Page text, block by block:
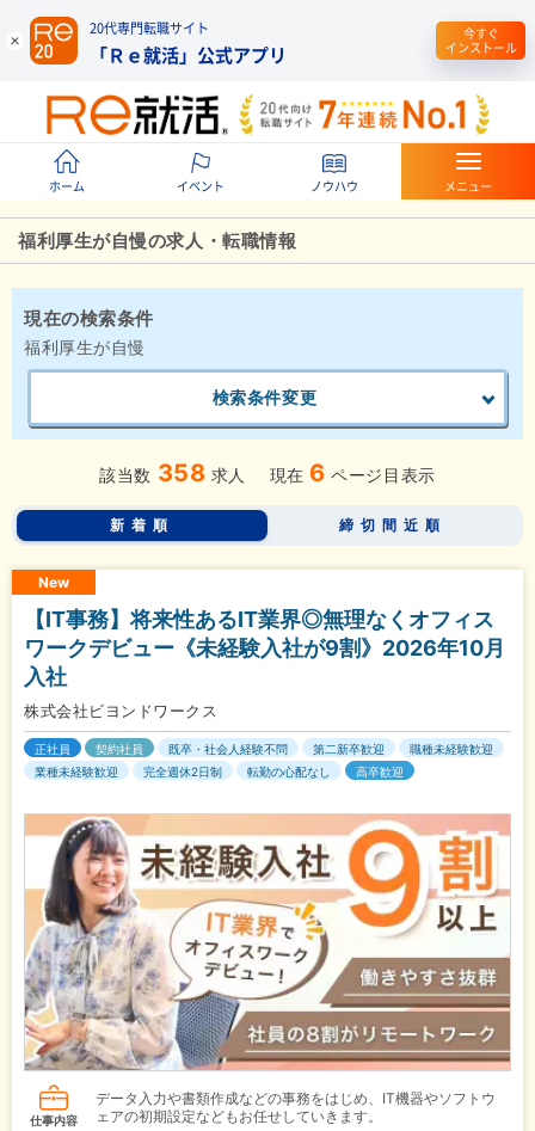
20代専門転職サイト
「Ｒｅ就活」公式アプリ
今すぐ
インストール
ホーム イベント ノウハウ メニュー
福利厚生が自慢の求人・転職情報
現在の検索条件
福利厚生が自慢
検索条件変更
該当数 358 求人 現在 6 ページ目表示
新着順 締切間近順
New
【IT事務】将来性あるIT業界◎無理なくオフィス
ワークデビュー《未経験入社が9割》2026年10月
入社
株式会社ビヨンドワークス
正社員 契約社員 既卒・社会人経験不問 第二新卒歓迎
職種未経験歓迎
業種未経験歓迎
完全週休2日制 転勤の心配なし 高卒歓迎
仕事内容
データ入力や書類作成などの事務をはじめ、IT機器やソフトウ
ェアの初期設定などもお任せしていきます。